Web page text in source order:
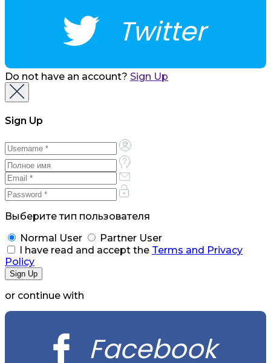
Twitter
Do not have an account? Sign Up
Sign Up
Выберите тип пользователя
Normal User
Partner User
I have read and accept the Terms and Privacy
Policy
or continue with
Facebook